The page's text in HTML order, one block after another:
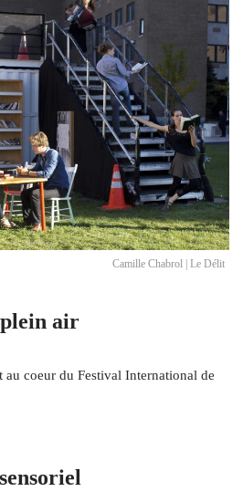
Camille Chabrol | Le Délit
air
au coeur du Festival International de